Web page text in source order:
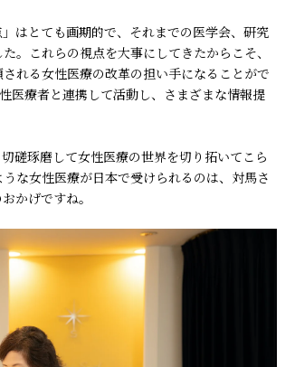
はとても画期的で、それまでの医学会、研究
。これらの視点を大事にしてきたからこそ、
れる女性医療の改革の担い手になることがで
医療者と連携して活動し、さまざまな情報提
磋琢磨して女性医療の世界を切り拓いてこら
な女性医療が日本で受けられるのは、対馬さ
かげですね。